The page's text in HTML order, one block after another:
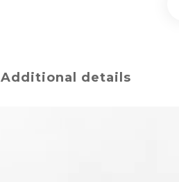
Additional details